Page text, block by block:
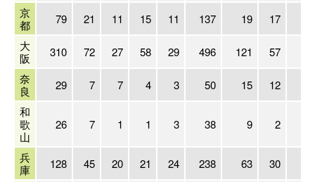
京
都
79 21 11 15 11 137 19 17
大
阪
310 72 27 58 29 496 121 57
奈
良
29 7 7 4 3 50 15 12
和
歌
山
26 7 1 1 3 38 9 2
兵
庫
128 45 20 21 24 238 63 30